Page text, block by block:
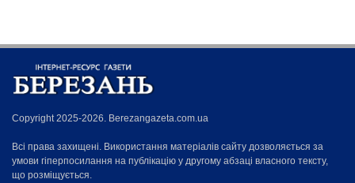
Copyright 2025-2026. Berezangazeta.com.ua
Всі права захищені. Використання матеріалів сайту дозволяється за
умови гіперпосилання на публікацію у другому абзаці власного тексту,
що розміщується.